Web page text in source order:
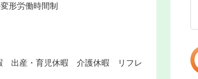
形労働時間制
産・育児休暇 介護休暇 リフレ